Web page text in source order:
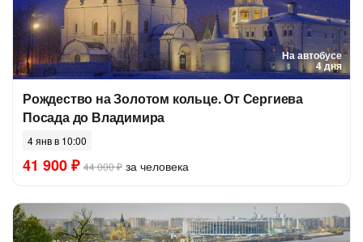
На автобусе
4 дня
Рождество на Золотом кольце. От Сергиева
Посада до Владимира
4 янв в 10:00
41 900 ₽ 44 000 ₽ за человека